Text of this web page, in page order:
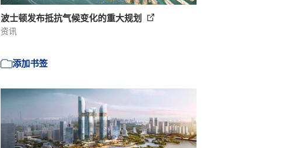
波士顿发布抵抗气候变化的重大规划
资讯
添加书签